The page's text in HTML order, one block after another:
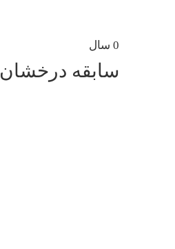
0 سال
سابقه درخشان